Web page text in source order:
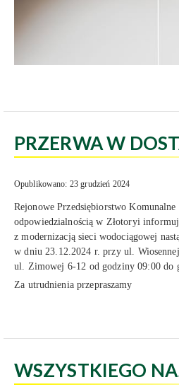
PRZERWA W
Opublikowano: 23 grudzień 2024
Rejonowe Przedsiębiorstwo Komunalne
odpowiedzialnością w Złotoryi
z modernizacją sieci wodociągowej
w dniu 23.12.2024 r. przy ul.
ul. Zimowej 6-12 od godziny 09:00 do
Za utrudnienia przepraszamy
WSZYSTKIEGO